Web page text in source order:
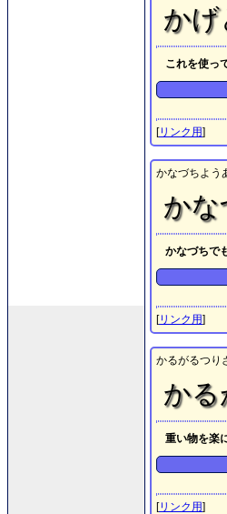
かげ
これを使っ
[リンク用]
かなづちよう
かな
かなづちで
[リンク用]
かるがるつり
かる
重い物を楽
[リンク用]